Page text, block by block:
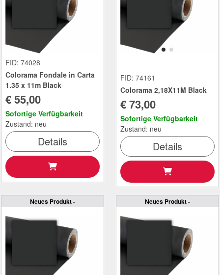
FID: 74028
Colorama Fondale in Carta
1.35 x 11m Black
€ 55,00
Sofortige Verfügbarkeit
Zustand: neu
Details
FID: 74161
Colorama 2,18X11M Black
€ 73,00
Sofortige Verfügbarkeit
Zustand: neu
Details
Neues Produkt - Neues Produkt -